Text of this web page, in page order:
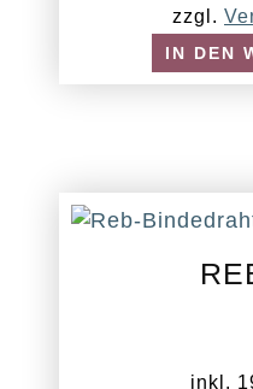
zzgl.
IN DEN
inkl.